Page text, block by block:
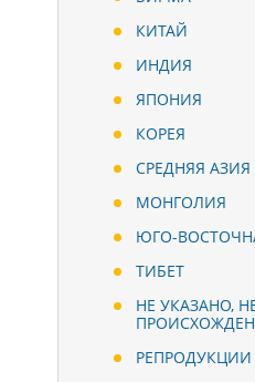
КИТАЙ
ИНДИЯ
ЯПОНИЯ
КОРЕЯ
СРЕДНЯЯ АЗИЯ
МОНГОЛИЯ
ЮГО-
ТИБЕТ
НЕ УКАЗАНО,
РЕПРОДУКЦИИ